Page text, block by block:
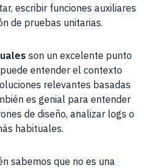
escribir funciones auxiliares
de pruebas unitarias.
son un excelente punto
entender el contexto
relevantes basadas
es genial para entender
de diseño, analizar logs o
habituales.
sabemos que no es una